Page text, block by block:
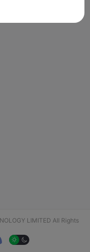
LIMITED All Rights